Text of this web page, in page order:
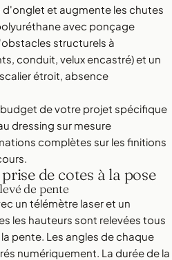
d'onglet et augmente les chutes
avec ponçage
structurels à
conduit, velux encastré) et un
étroit, absence
de votre projet spécifique
dressing sur mesure
complètes sur les finitions
de cotes à la pose
de pente
un télémètre laser et un
les hauteurs sont relevées tous
pente. Les angles de chaque
numériquement. La durée de la